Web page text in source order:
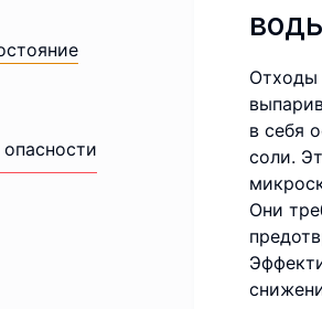
опасности
Отходы
в себя
соли.
Они